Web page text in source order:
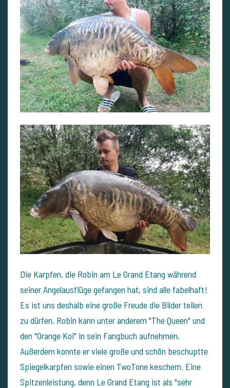
Die Karpfen, die Robin am Le Grand Etang während
seiner Angelausflüge gefangen hat, sind alle fabelhaft!
Es ist uns deshalb eine große Freude die Bilder teilen
zu dürfen. Robin kann unter anderem "The Queen" und
den "Orange Koi" in sein Fangbuch aufnehmen.
Außerdem konnte er viele große und schön beschuptte
Spiegelkarpfen sowie einen TwoTone keschern. Eine
Spitzenleistung, denn Le Grand Etang ist als "sehr